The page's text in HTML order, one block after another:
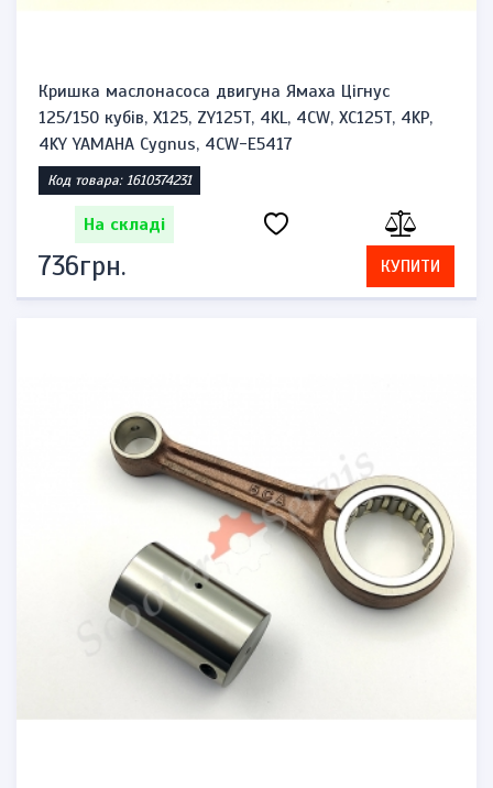
Кришка маслонасоса двигуна Ямаха Цігнус
125/150 кубів, X125, ZY125T, 4KL, 4CW, XC125T, 4KP,
4KY YAMAHA Cygnus, 4CW-E5417
Код товара: 1610374231
На складі
736грн. КУПИТИ